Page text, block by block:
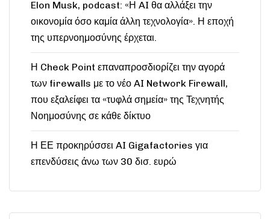
Elon Musk, podcast: «Η AI θα αλλάξει την
οικονομία όσο καμία άλλη τεχνολογία». Η εποχή
της υπερνοημοσύνης έρχεται.
Η Check Point επαναπροσδιορίζει την αγορά
των firewalls με το νέο AI Network Firewall,
που εξαλείφει τα «τυφλά σημεία» της Τεχνητής
Νοημοσύνης σε κάθε δίκτυο
Η ΕΕ προκηρύσσει AI Gigafactories για
επενδύσεις άνω των 30 δισ. ευρώ